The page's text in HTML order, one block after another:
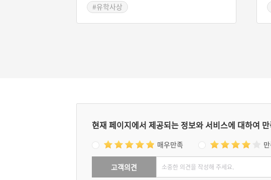
#유학사상
현재 페이지에서 제공되는 정보와 서비스에 대하여
매우만족
고객의견